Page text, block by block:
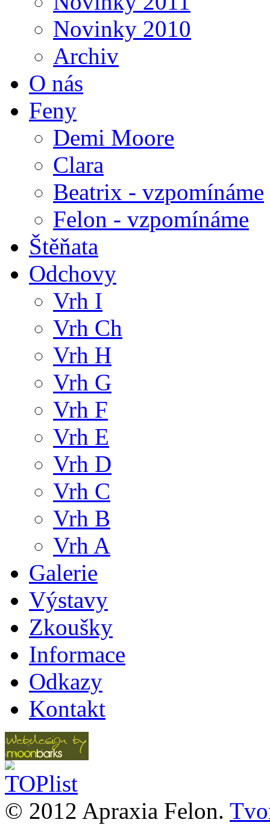
Novinky 2010
Archiv
O nás
Feny
Demi Moore
Clara
Beatrix - vzpomínáme
Felon - vzpomínáme
Štěňata
Odchovy
Vrh I
Vrh Ch
Vrh H
Vrh G
Vrh F
Vrh E
Vrh D
Vrh C
Vrh B
Vrh A
Galerie
Výstavy
Zkoušky
Informace
Odkazy
Kontakt
© 2012 Apraxia Felon.